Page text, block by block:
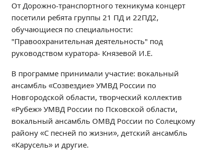
Информация
Независимая оценка качества
Профориентация
Обращения онлайн
Региональный центр по профилактике ДДТТ
Учебно-производственный комплекс
Центр карьеры
Противодействие коррупции
Всероссийское чемпионатное движение
Региональная инновационная площадка
От Дорожно-транспортного техникума концерт
посетили ребята группы 21 ПД и 22ПД2,
обучающиеся по специальности:
"Правоохранительная деятельность" под
руководством куратора- Князевой И.Е.
В программе принимали участие: вокальный
ансамбль «Созвездие» УМВД России по
Новгородской области, творческий коллектив
«Рубеж» УМВД России по Псковской области,
вокальный ансамбль ОМВД России по Солецкому
району «С песней по жизни», детский ансамбль
«Карусель» и другие.